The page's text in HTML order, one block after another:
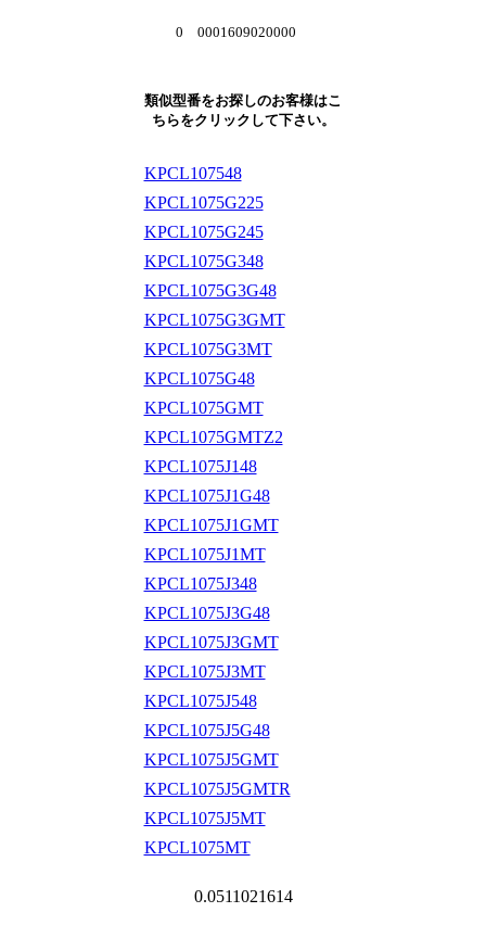
0 0001609020000
類似型番をお探しのお客様はこ
ちらをクリックして下さい。
KPCL107548
KPCL1075G225
KPCL1075G245
KPCL1075G348
KPCL1075G3G48
KPCL1075G3GMT
KPCL1075G3MT
KPCL1075G48
KPCL1075GMT
KPCL1075GMTZ2
KPCL1075J148
KPCL1075J1G48
KPCL1075J1GMT
KPCL1075J1MT
KPCL1075J348
KPCL1075J3G48
KPCL1075J3GMT
KPCL1075J3MT
KPCL1075J548
KPCL1075J5G48
KPCL1075J5GMT
KPCL1075J5GMTR
KPCL1075J5MT
KPCL1075MT
0.0511021614